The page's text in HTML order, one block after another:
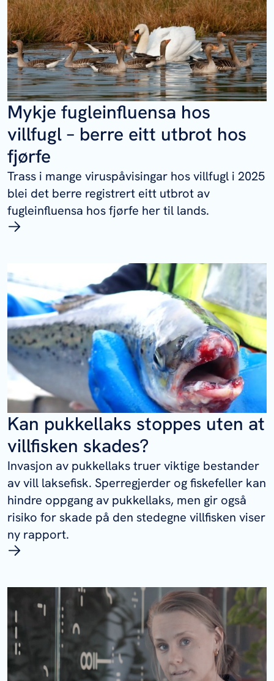
Mykje fugleinfluensa hos
villfugl – berre eitt utbrot hos
fjørfe
Trass i mange viruspåvisingar hos villfugl i 2025
blei det berre registrert eitt utbrot av
fugleinfluensa hos fjørfe her til lands.
Kan pukkellaks stoppes uten at
villfisken skades?
Invasjon av pukkellaks truer viktige bestander
av vill laksefisk. Sperregjerder og fiskefeller kan
hindre oppgang av pukkellaks, men gir også
risiko for skade på den stedegne villfisken viser
ny rapport.